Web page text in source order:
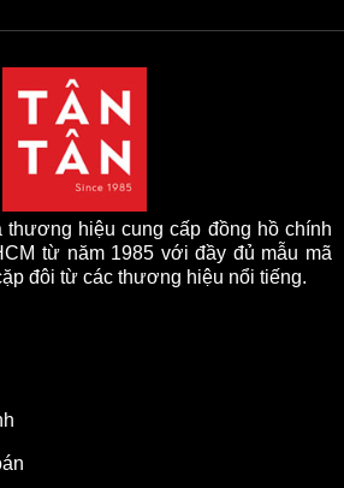
thương hiệu cung cấp đồng hồ chính
từ năm 1985 với đầy đủ mẫu mã
đôi từ các thương hiệu nổi tiếng.